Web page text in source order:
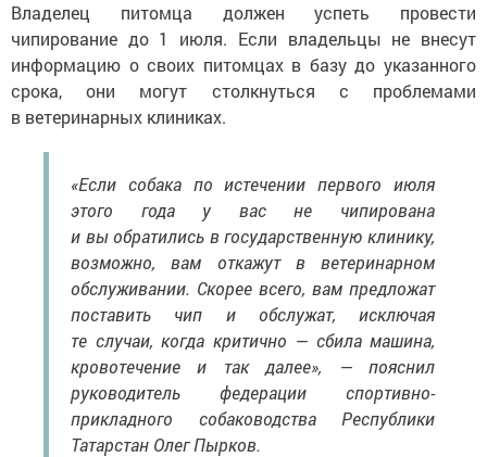
Владелец питомца должен успеть провести
чипирование до 1 июля. Если владельцы не внесут
информацию о своих питомцах в базу до указанного
срока, они могут столкнуться с проблемами
в ветеринарных клиниках.
«Если собака по истечении первого июля
этого года у вас не чипирована
и вы обратились в государственную клинику,
возможно, вам откажут в ветеринарном
обслуживании. Скорее всего, вам предложат
поставить чип и обслужат, исключая
те случаи, когда критично — сбила машина,
кровотечение и так далее», — пояснил
руководитель федерации спортивно-
прикладного собаководства Республики
Татарстан Олег Пырков.